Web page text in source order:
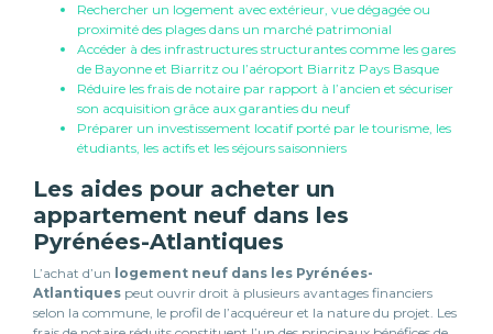
Rechercher un logement avec extérieur, vue dégagée ou
proximité des plages dans un marché patrimonial
Accéder à des infrastructures structurantes comme les gares
de Bayonne et Biarritz ou l’aéroport Biarritz Pays Basque
Réduire les frais de notaire par rapport à l’ancien et sécuriser
son acquisition grâce aux garanties du neuf
Préparer un investissement locatif porté par le tourisme, les
étudiants, les actifs et les séjours saisonniers
Les aides pour acheter un
appartement neuf dans les
Pyrénées-Atlantiques
L’achat d’un logement neuf dans les Pyrénées-
Atlantiques peut ouvrir droit à plusieurs avantages financiers
selon la commune, le profil de l’acquéreur et la nature du projet. Les